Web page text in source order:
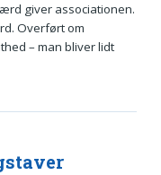
giver associationen.
Overført om
– man bliver lidt